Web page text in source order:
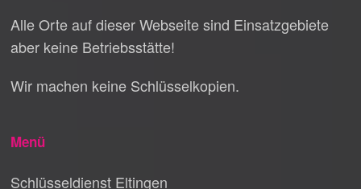
Alle Orte auf dieser Webseite sind Einsatzgebiete
aber keine Betriebsstätte!
Wir machen keine Schlüsselkopien.
Menü
Schlüsseldienst Eltingen